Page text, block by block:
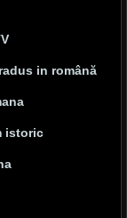
in română
istoric